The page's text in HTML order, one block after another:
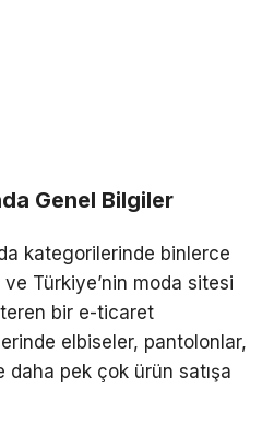
Genel Bilgiler
kategorilerinde binlerce
Türkiye’nin moda sitesi
bir e-ticaret
elbiseler, pantolonlar,
daha pek çok ürün satışa